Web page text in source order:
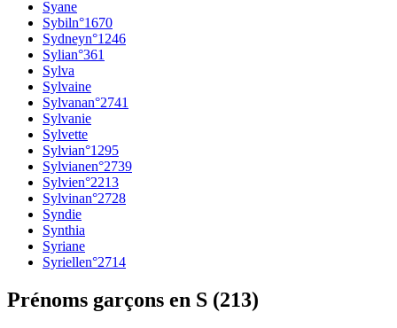
Syane
Sybiln°1670
Sydneyn°1246
Sylian°361
Sylva
Sylvaine
Sylvanan°2741
Sylvanie
Sylvette
Sylvian°1295
Sylvianen°2739
Sylvien°2213
Sylvinan°2728
Syndie
Synthia
Syriane
Syriellen°2714
Prénoms garçons en S (213)